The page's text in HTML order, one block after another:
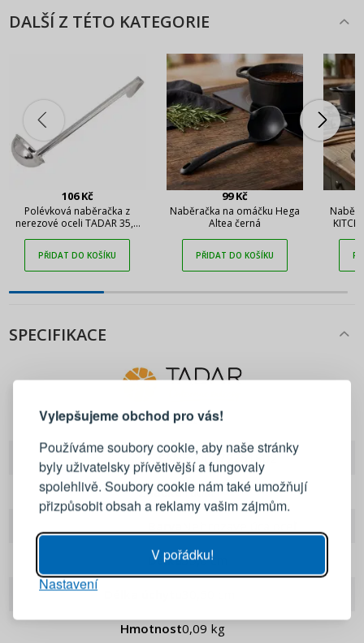
Vylepšujeme obchod pro vás!
Používáme soubory cookie, aby naše stránky
byly uživatelsky přívětivější a fungovaly
spolehlivě. Soubory cookie nám také umožňují
přizpůsobit obsah a reklamy vašim zájmům.
V pořádku!
Nastavení
DALŠÍ Z TÉTO KATEGORIE
106 Kč
Polévková naběračka z
nerezové oceli TADAR 35,5
PŘIDAT DO KOŠÍKU
99 Kč
Naběračka na omáčku Hega
Altea černá
PŘIDAT DO KOŠÍKU
SPECIFIKACE
Tadar
EAN 5900672751802
Značka Tadar
Délka 35,0 cm
Hmotnost 0,09 kg
PŘIHLÁŠENÍ REGISTRACE
Přihlaste se ke svému účtu
Emailová adresa
PŘIHLÁSIT SE
Připomenutí hesla